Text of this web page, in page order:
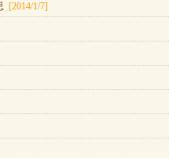
[2014/1/7]